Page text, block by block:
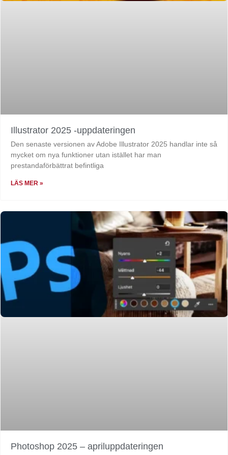
Illustrator 2025 -uppdateringen
Den senaste versionen av Adobe Illustrator 2025 handlar inte så
mycket om nya funktioner utan istället har man
prestandaförbättrat befintliga
LÄS MER »
Photoshop 2025 – apriluppdateringen